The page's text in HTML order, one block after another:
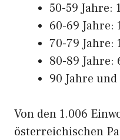
50-59 Jahre:
60-69 Jahre:
70-79 Jahre:
80-89 Jahre:
90 Jahre
Von den 1.006
österreichischen